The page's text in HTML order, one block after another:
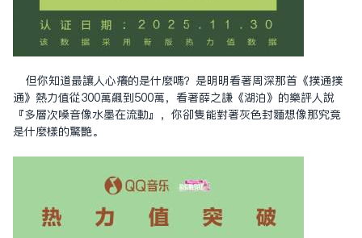
但你知道最讓人心癢的是什麼嗎？是明明看著周深那首《撲通撲
通》熱力值從300萬飆到500萬，看著薛之謙《湖泊》的樂評人說
『多層次嗓音像水墨在流動』，你卻只能對著灰色封面想像那究竟
是什麼樣的驚艷。